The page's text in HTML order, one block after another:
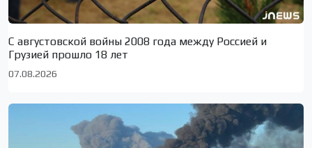
С августовской войны 2008 года между Россией и
Грузией прошло 18 лет
07.08.2026